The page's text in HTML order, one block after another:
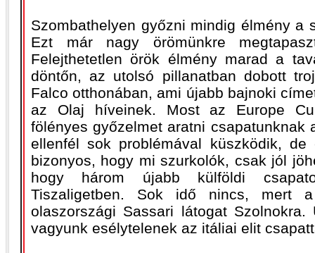
Szombathelyen győzni mindig élmény a
Ezt már nagy örömünkre
Felejthetetlen örök élmény marad a
döntőn, az utolsó pillanatban dobott
Falco otthonában, ami újabb bajnoki
az Olaj híveinek. Most az Europe
fölényes győzelmet aratni csapatunknak
ellenfél sok problémával küszködik,
bizonyos, hogy mi szurkolók, csak jól
hogy három újabb külföldi
Tiszaligetben. Sok idő nincs, mert
olaszországi Sassari látogat
vagyunk esélytelenek az itáliai elit